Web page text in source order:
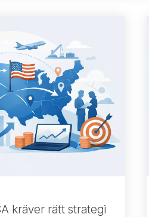
kräver rätt strategi